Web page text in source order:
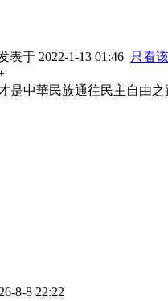
表于 2022-1-13 01:46 只看
是中華民族通往民主自由之
8-8 22:22